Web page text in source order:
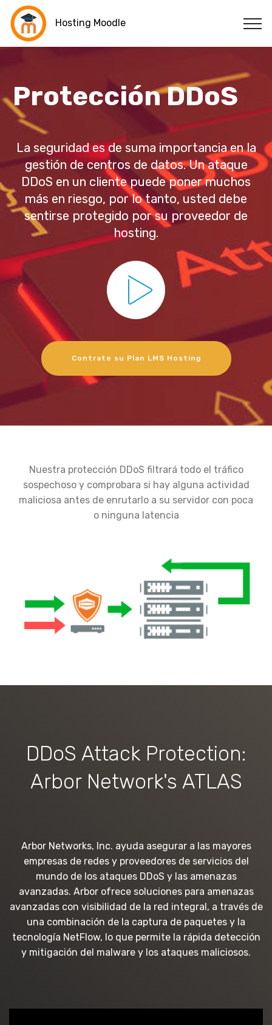
Hosting Moodle
Protección DDoS
La seguridad es de suma importancia en la
gestión de centros de datos. Un ataque
DDoS en un cliente puede poner muchos
más en riesgo, por lo tanto, usted debe
sentirse protegido por su proveedor de
hosting.
Contrate su Plan LMS Hosting
Nuestra protección DDoS filtrará todo el tráfico
sospechoso y comprobara si hay alguna actividad
maliciosa antes de enrutarlo a su servidor con poca
o ninguna latencia
DDoS Attack Protection:
Arbor Network's ATLAS
Arbor Networks, Inc. ayuda asegurar a las mayores
empresas de redes y proveedores de servicios del
mundo de los ataques DDoS y las amenazas
avanzadas. Arbor ofrece soluciones para amenazas
avanzadas con visibilidad de la red integral, a través de
una combinación de la captura de paquetes y la
tecnología NetFlow, lo que permite la rápida detección
y mitigación del malware y los ataques maliciosos.